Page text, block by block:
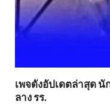
เพจดังอัปเดตล่าสุด
ลาง รร.